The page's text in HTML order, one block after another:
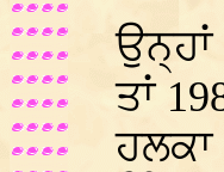
ਉਨ੍ਹਾਂ
ਤਾਂ